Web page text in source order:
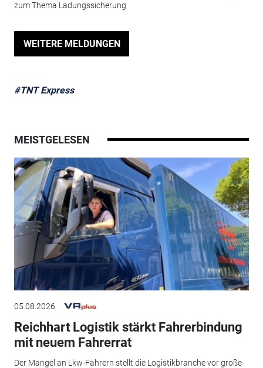
zum Thema Ladungssicherung
WEITERE MELDUNGEN
#TNT Express
MEISTGELESEN
05.08.2026
Reichhart Logistik stärkt Fahrerbindung
mit neuem Fahrerrat
Der Mangel an Lkw-Fahrern stellt die Logistikbranche vor große